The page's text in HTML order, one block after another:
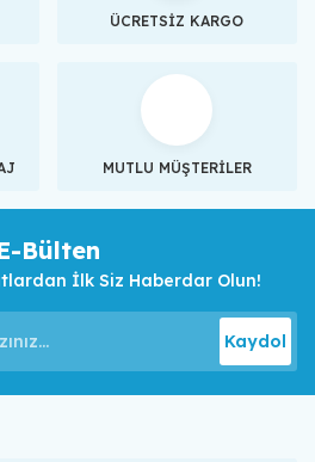
ÜCRETSİZ KARGO
MUTLU MÜŞTERİLER
Bülten
İlk Siz Haberdar Olun!
Kaydol